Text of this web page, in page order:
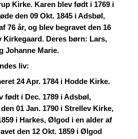
Kirke. Karen blev født i 1769 i
den 09 Okt. 1845 i Adsbøl,
76 år, og blev begravet den 16
Kirkegaard. Deres børn: Lars,
Johanne Marie.
liv:
24 Apr. 1784 i Hodde Kirke.
født i Dec. 1789 i Adsbøl,
01 Jan. 1790 i Strellev Kirke,
i Harkes, Ølgod i en alder af
den 12 Okt. 1859 i Ølgod